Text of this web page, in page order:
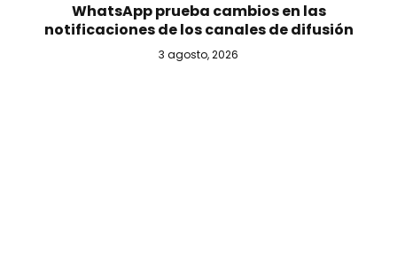
WhatsApp prueba cambios en las
notificaciones de los canales de difusión
3 agosto, 2026